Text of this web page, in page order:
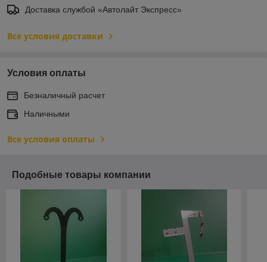
Доставка службой «Автолайт Экспресс»
Все условия доставки
Условия оплаты
Безналичный расчет
Наличными
Все условия оплаты
Подобные товары компании